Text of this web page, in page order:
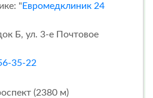
" Евромедклиник 24
Б, ул. 3-е Почтовое
35-22
(2380 м)